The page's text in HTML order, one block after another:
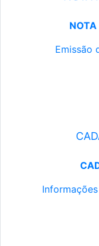
NOTA
Emissão